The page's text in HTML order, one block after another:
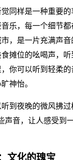
同样是一种重要
乐，每一个细节
，是一片充满声音
摊位的吆喝声，
你可以听到轻柔
神怡。
到夜晚的微风拂
声音，让人感受到
文化的瑰宝